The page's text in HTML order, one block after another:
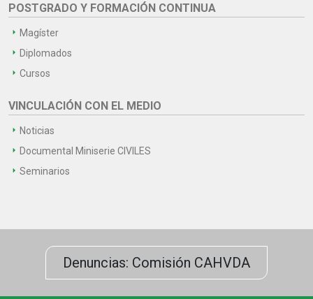
POSTGRADO Y FORMACIÓN CONTINUA
Magíster
Diplomados
Cursos
VINCULACIÓN CON EL MEDIO
Noticias
Documental Miniserie CIVILES
Seminarios
Denuncias: Comisión CAHVDA